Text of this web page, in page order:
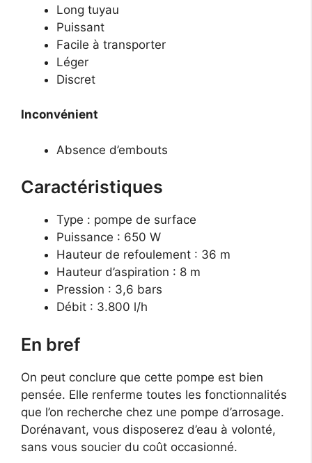
Long tuyau
Puissant
Facile à transporter
Léger
Discret
Inconvénient
Absence d’embouts
Caractéristiques
Type : pompe de surface
Puissance : 650 W
Hauteur de refoulement : 36 m
Hauteur d’aspiration : 8 m
Pression : 3,6 bars
Débit : 3.800 l/h
En bref
On peut conclure que cette pompe est bien
pensée. Elle renferme toutes les fonctionnalités
que l’on recherche chez une pompe d’arrosage.
Dorénavant, vous disposerez d’eau à volonté,
sans vous soucier du coût occasionné.